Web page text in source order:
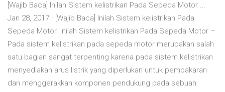
[Wajib Baca] Inilah Sistem kelistrikan Pada Sepeda Motor ...
Jan 28, 2017 · [Wajib Baca] Inilah Sistem kelistrikan Pada
Sepeda Motor. Inilah Sistem kelistrikan Pada Sepeda Motor –
Pada sistem kelistrikan pada sepeda motor merupakan salah
satu bagian sangat terpenting karena pada sistem kelistrikan
menyediakan arus listrik yang diperlukan untuk pembakaran
dan menggerakkan komponen pendukung pada sebuah